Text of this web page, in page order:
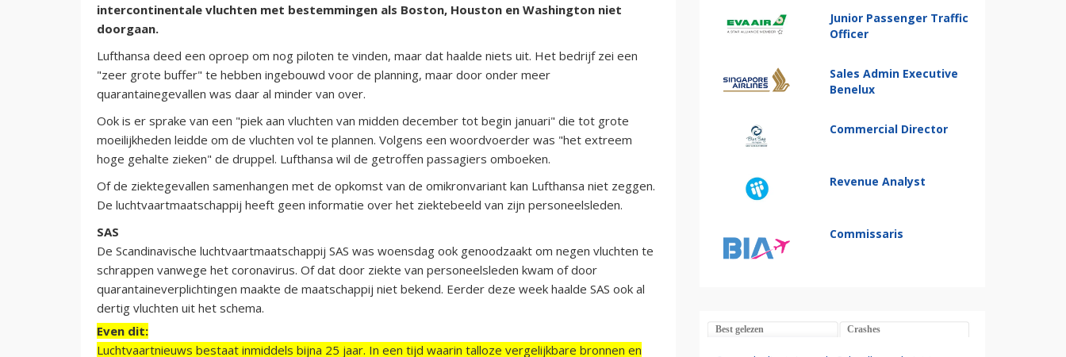
intercontinentale vluchten met bestemmingen als Boston, Houston en Washington niet
doorgaan.
Lufthansa deed een oproep om nog piloten te vinden, maar dat haalde niets uit. Het bedrijf zei een
"zeer grote buffer" te hebben ingebouwd voor de planning, maar door onder meer
quarantainegevallen was daar al minder van over.
Ook is er sprake van een "piek aan vluchten van midden december tot begin januari" die tot grote
moeilijkheden leidde om de vluchten vol te plannen. Volgens een woordvoerder was "het extreem
hoge gehalte zieken" de druppel. Lufthansa wil de getroffen passagiers omboeken.
Of de ziektegevallen samenhangen met de opkomst van de omikronvariant kan Lufthansa niet zeggen.
De luchtvaartmaatschappij heeft geen informatie over het ziektebeeld van zijn personeelsleden.
SAS
De Scandinavische luchtvaartmaatschappij SAS was woensdag ook genoodzaakt om negen vluchten te
schrappen vanwege het coronavirus. Of dat door ziekte van personeelsleden kwam of door
quarantaineverplichtingen maakte de maatschappij niet bekend. Eerder deze week haalde SAS ook al
dertig vluchten uit het schema.
Even dit:
Luchtvaartnieuws bestaat inmiddels bijna 25 jaar. In een tijd waarin talloze vergelijkbare bronnen en
Junior Passenger Traffic
Officer
Sales Admin Executive
Benelux
Commercial Director
Revenue Analyst
Commissaris
Best gelezen Crashes